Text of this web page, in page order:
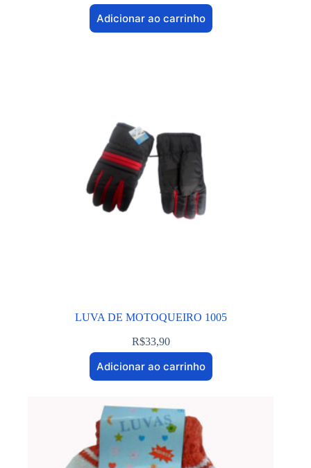
Adicionar ao carrinho
LUVA DE MOTOQUEIRO 1005
R$33,90
Adicionar ao carrinho